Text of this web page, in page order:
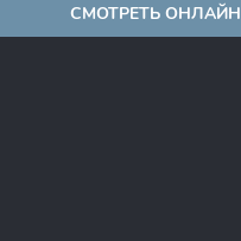
СМОТРЕТЬ ОНЛАЙН